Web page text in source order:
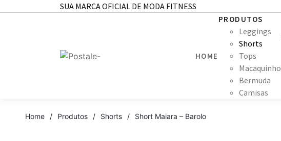
SUA MARCA OFICIAL DE MODA FITNESS
HOME
PRODUTOS
Leggings
Shorts
Tops
Macaquinho
Bermuda
Camisas
Home / Produtos / Shorts / Short Maiara – Barolo